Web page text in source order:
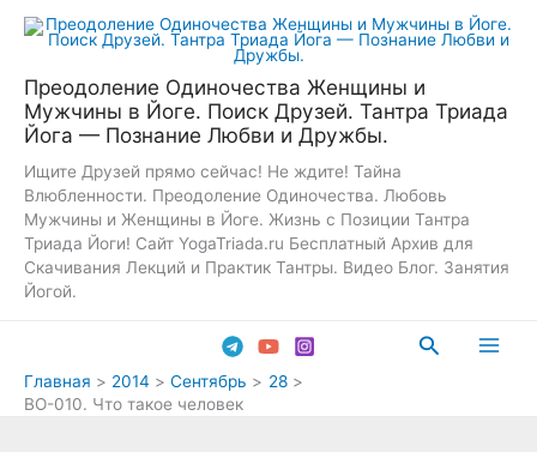
Перейти
Преодоление Одиночества Женщины и
Мужчины в Йоге. Поиск Друзей. Тантра Триада
Йога — Познание Любви и Дружбы.
Ищите Друзей прямо сейчас! Не ждите! Тайна
Влюбленности. Преодоление Одиночества. Любовь
Мужчины и Женщины в Йоге. Жизнь с Позиции Тантра
Триада Йоги! Сайт YogaTriada.ru Бесплатный Архив для
Скачивания Лекций и Практик Тантры. Видео Блог. Занятия
Йогой.
Поиск
Главная 2014 Сентябрь
28
ВО-010. Что такое человек